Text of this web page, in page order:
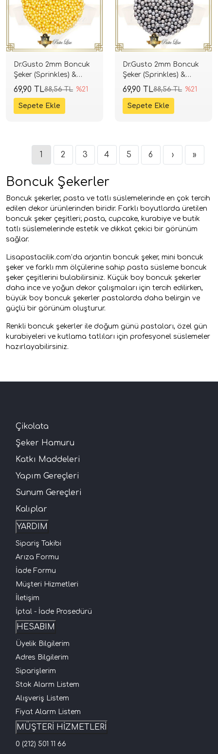
Dr.Gusto 2mm Boncuk
Şeker (Sprinkles) &
Draje 100gr - Altın
88,56 TL %21
69,90 TL
Dr.Gusto 2mm Boncuk
Şeker (Sprinkles) &
Draje 100gr - Gümüş
88,56 TL %21
69,90 TL
1 2 3 4 5 6 › »
Boncuk Şekerler
Boncuk şekerler, pasta ve tatlı süslemelerinde en çok tercih
edilen dekor ürünlerinden biridir. Farklı boyutlarda üretilen
boncuk şeker çeşitleri; pasta, cupcake, kurabiye ve butik
tatlı süslemelerinde estetik ve dikkat çekici bir görünüm
sağlar.
Lisapastacilik.com’da arjantin boncuk şeker, mini boncuk
şeker ve farklı mm ölçülerine sahip pasta süsleme boncuk
şeker çeşitlerini bulabilirsiniz. Küçük boy boncuk şekerler
daha ince ve yoğun dekor çalışmaları için tercih edilirken,
büyük boy boncuk şekerler pastalarda daha belirgin ve
güçlü bir görünüm oluşturur.
Renkli boncuk şekerler ile doğum günü pastaları, özel gün
kurabiyeleri ve kutlama tatlıları için profesyonel süslemeler
hazırlayabilirsiniz.
Çikolata
Şeker Hamuru
Katkı Maddeleri
Yapım Gereçleri
Sunum Gereçleri
Kalıplar
YARDIM
Sipariş Takibi
Arıza Formu
İade Formu
Müşteri Hizmetleri
İletişim
İptal - İade Prosedürü
HESABIM
Üyelik Bilgilerim
Adres Bilgilerim
Siparişlerim
Stok Alarm Listem
Alışveriş Listem
Fiyat Alarm Listem
MÜŞTERİ HİZMETLERİ
0 (212) 501 11 66